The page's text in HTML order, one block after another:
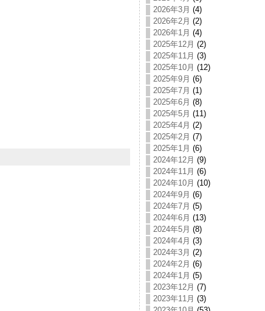
2026年3月 (4)
2026年2月 (2)
2026年1月 (4)
2025年12月 (2)
2025年11月 (3)
2025年10月 (12)
2025年9月 (6)
2025年7月 (1)
2025年6月 (8)
2025年5月 (11)
2025年4月 (2)
2025年2月 (7)
2025年1月 (6)
2024年12月 (9)
2024年11月 (6)
2024年10月 (10)
2024年9月 (6)
2024年7月 (5)
2024年6月 (13)
2024年5月 (8)
2024年4月 (3)
2024年3月 (2)
2024年2月 (6)
2024年1月 (5)
2023年12月 (7)
2023年11月 (3)